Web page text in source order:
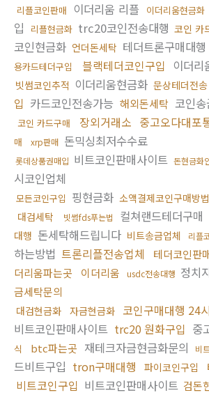
리플코인판매 이더리움 리플 이더리움현금화
입
리플현금화 trc20코인전송대행 코인 카
코인현금화 언더돈세탁 테더트론구매대행
용카드테더구입
블랙테더코인구입 이더리
빗썸코인추적 이더리움현금화 문상테더전송
입 카드코인전송가능 해외돈세탁 코인
코인 카드구매 장외거래소 중고오다대포
매
xrp판매 돈믹싱최저수수료
롯데상품권매입 비트코인판매사이트 돈현금화
시코인업체
모든코인구입 핑현금화 소액결제코인구매방법
대검세탁
빗썸fds푸는법 컬쳐랜드테더구매
대행 돈세탁해드립니다 비트송금업체 리플
하는방법 트론리플전송업체 테더코인판
더리움파는곳
이더리움 usdc전송대행 정치
금세탁문의
대검현금화 자금현금화 코인구매대행 24시
비트코인판매사이트 trc20 원화구입 중
식
btc파는곳 재테크자금현금화문의 비
드비트구입 tron구매대행 파이코인구입
비트코인구입 비트코인판매사이트 검돈